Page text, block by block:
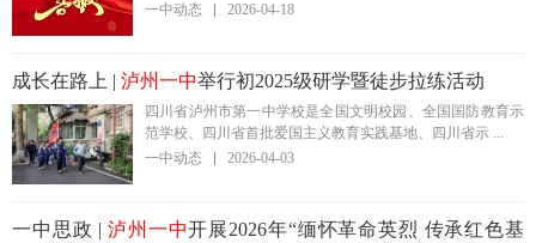
一中动态
2026-04-18
成长在路上 | 泸州一中举行初2025级研学暨徒步拉练活动
四川省泸州市第一中学校是全国文明校园、全国国防教育示
范学校、四川省首批爱国主义教育实践基地、四川省示 ...
一中动态
2026-04-03
一中思政 |泸州一中开展2026年“缅怀革命英烈 传承红色基